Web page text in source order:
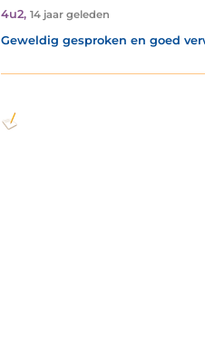
4u2, 14 jaar geleden
Geweldig gesproken en goed